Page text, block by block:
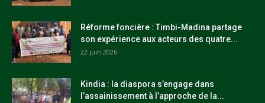
Réforme foncière : Timbi-Madina partage
son expérience aux acteurs des quatre...
22 juin 2026
Kindia : la diaspora s’engage dans
l’assainissement à l’approche de la...